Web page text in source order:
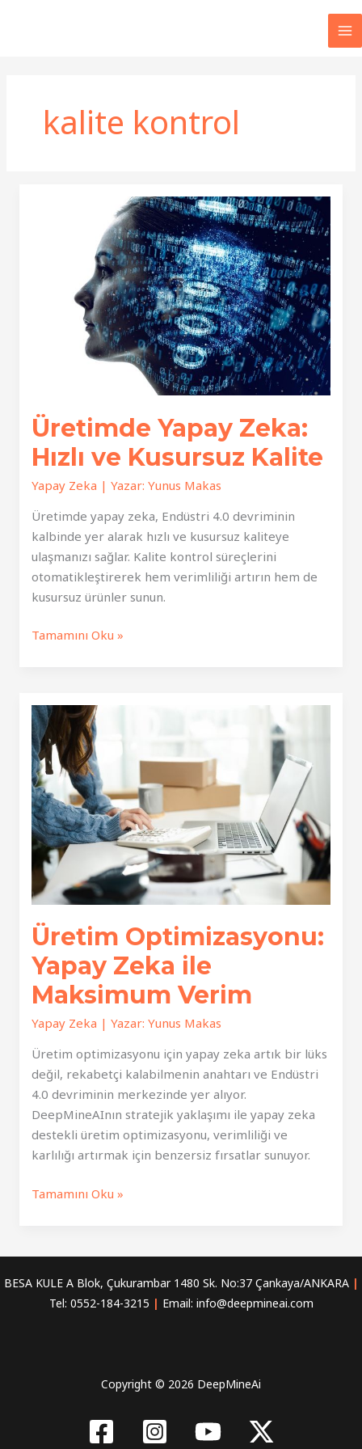
kalite kontrol
Üretimde Yapay Zeka:
Hızlı ve Kusursuz Kalite
Yapay Zeka | Yazar: Yunus Makas
Üretimde yapay zeka, Endüstri 4.0 devriminin
kalbinde yer alarak hızlı ve kusursuz kaliteye
ulaşmanızı sağlar. Kalite kontrol süreçlerini
otomatikleştirerek hem verimliliği artırın hem de
kusursuz ürünler sunun.
Üretimde
ve
Kusursuz
Kalite
Tamamını Oku »
Üretim Optimizasyonu:
Yapay Zeka ile
Maksimum Verim
Yapay Zeka | Yazar: Yunus Makas
Üretim optimizasyonu için yapay zeka artık bir lüks
değil, rekabetçi kalabilmenin anahtarı ve Endüstri
4.0 devriminin merkezinde yer alıyor.
DeepMineAInın stratejik yaklaşımı ile yapay zeka
destekli üretim optimizasyonu, verimliliği ve
karlılığı artırmak için benzersiz fırsatlar sunuyor.
Üretim
Zeka
Tamamını Oku »
BESA KULE A Blok, Çukurambar 1480 Sk. No:37 Çankaya/ANKARA |
Tel: 0552-184-3215 | Email: info@deepmineai.com
Copyright © 2026 DeepMineAi